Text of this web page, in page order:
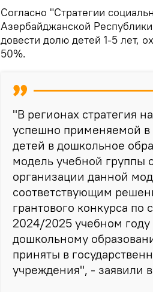
Согласно "Стратегии
Азербайджанской
довести долю детей 1-5 лет,
50%.
"В регионах стратегия
успешно применяемой в
детей в дошкольное
модель учебной группы
организации данной
соответствующим
грантового конкурса по
2024/2025 учебном году
дошкольному
приняты в
учреждения", - заявили в